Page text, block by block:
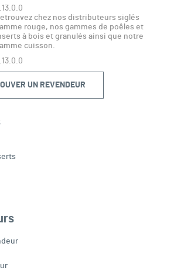
chez nos distributeurs siglés
rouge, nos gammes de poêles et
à bois et granulés ainsi que notre
cuisson.
UN REVENDEUR